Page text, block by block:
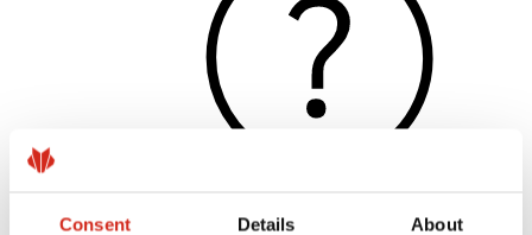
Consent Details About